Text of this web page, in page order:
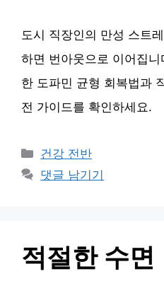
도시 직장인의 만성 스트
하면 번아웃으로 이어집
한 도파민 균형 회복법과
전 가이드를 확인하세요.
카
테
건강 전반
댓글 남기기
적절한 수면